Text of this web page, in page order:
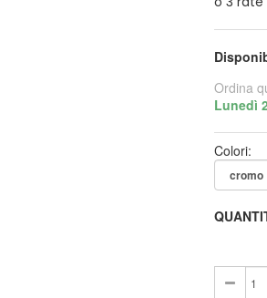
Ordina
Lunedì
Colori: